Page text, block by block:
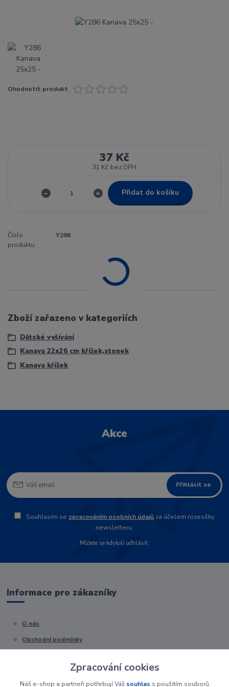
Ohodnotit produkt
37 Kč
31 Kč bez DPH
Přidat do košíku
Číslo
produktu:
Y286
Zboží zařazeno v kategoriích
Dětské vyšívání
Kanava 22x26 cm křížek,stonek
Kanava křížek
Akce
Přihlásit se
Souhlasím se zpracováním osobních údajů za účelem rozesílky
newsletteru.
Můžete se kdykoli odhlásit.
Informace pro zákazníky
O nás
Obchodní podmínky
Zpracování cookies
Náš e-shop a partneři potřebují Váš souhlas s použitím souborů